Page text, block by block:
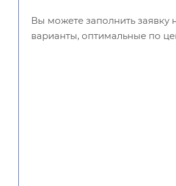
Вы можете заполнить
варианты, оптимальные по